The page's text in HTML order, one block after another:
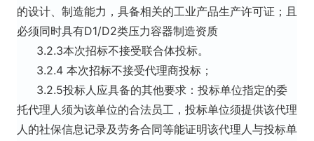
的设计、制造能力，具备相关的工业产品生产许可证；且
必须同时具有D1/D2类压力容器制造资质
3.2.3本次招标不接受联合体投标。
3.2.4 本次招标不接受代理商投标；
3.2.5投标人应具备的其他要求：投标单位指定的委
托代理人须为该单位的合法员工，投标单位须提供该代理
人的社保信息记录及劳务合同等能证明该代理人与投标单